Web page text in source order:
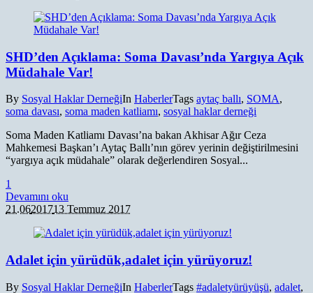
SHD’den Açıklama: Soma Davası’nda Yargıya Açık
Müdahale Var!
By Sosyal Haklar DerneğiIn HaberlerTags aytaç ballı, SOMA,
soma davası, soma maden katliamı, sosyal haklar derneği
Soma Maden Katliamı Davası’na bakan Akhisar Ağır Ceza
Mahkemesi Başkan’ı Aytaç Ballı’nın görev yerinin değiştirilmesini
“yargıya açık müdahale” olarak değerlendiren Sosyal...
1
Devamını oku
21.06201713 Temmuz 2017
Adalet için yürüdük,adalet için yürüyoruz!
By Sosyal Haklar DerneğiIn HaberlerTags #adaletyürüyüşü, adalet,